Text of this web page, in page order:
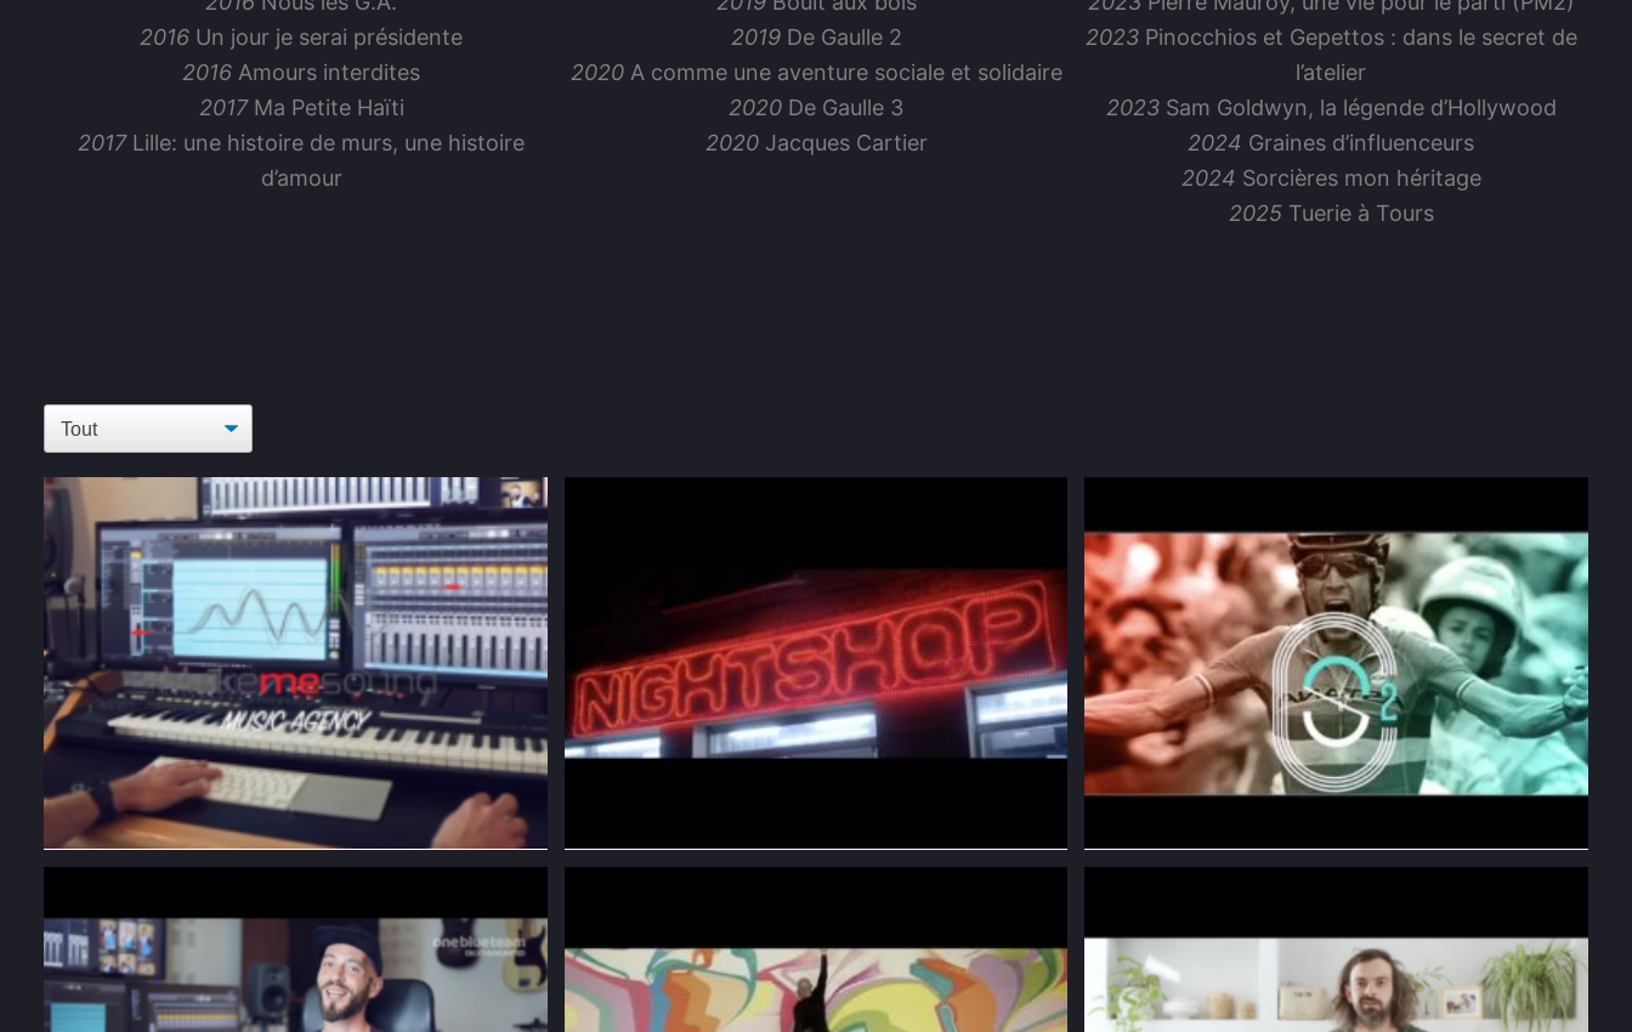
2016 Un jour je serai présidente
2016 Amours interdites
2017Ma Petite Haïti
2017Lille: une histoire de murs, une histoire
d’amour
2019De Gaulle 2
2020A comme une aventure sociale et solidaire
2020 De Gaulle 3
2020Jacques Cartier
2023Pinocchios et Gepettos : dans le secret de
l’atelier
2023Sam Goldwyn, la légende d’Hollywood
2024 Graines d’influenceurs
2024 Sorcières mon héritage
2025Tuerie à Tours
Music Agency Nightshop Générique Stade 2